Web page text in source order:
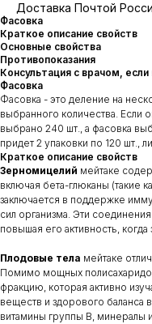
Доставка Почтой
Фасовка
Краткое описание свойств
Основные свойства
Противопоказания
Консультация с врачом,
Фасовка
Фасовка - это деление на
выбранного количества. Если
выбрано 240 шт., а фасовка
придет 2 упаковки по 120 шт.,
Краткое описание свойств
Зерномицелий мейтаке
включая бета-глюканы (такие
заключается в поддержке
сил организма. Эти
повышая его активность,
Плодовые тела мейтаке
Помимо мощных
фракцию, которая активно
веществ и здорового баланса
витамины группы B, минералы